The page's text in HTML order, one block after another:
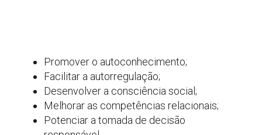
Promover o autoconhecimento;
Facilitar a autorregulação;
Desenvolver a consciência social;
Melhorar as competências relacionais;
Potenciar a tomada de decisão